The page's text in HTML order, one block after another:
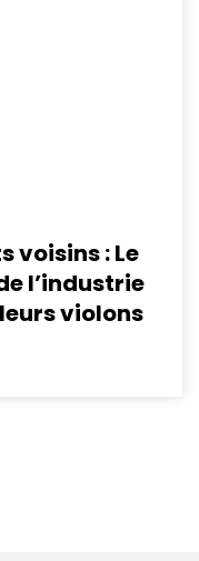
voisins : Le
l’industrie
violons